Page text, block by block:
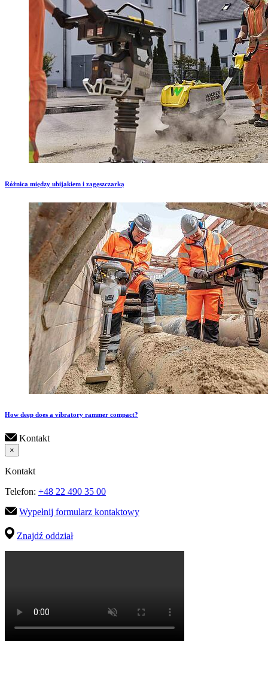
Różnica między ubijakiem i zagęszczarką
How deep does a vibratory rammer compact?
Kontakt
×
Kontakt
Telefon: +48 22 490 35 00
Wypełnij formularz kontaktowy
Znajdź oddział